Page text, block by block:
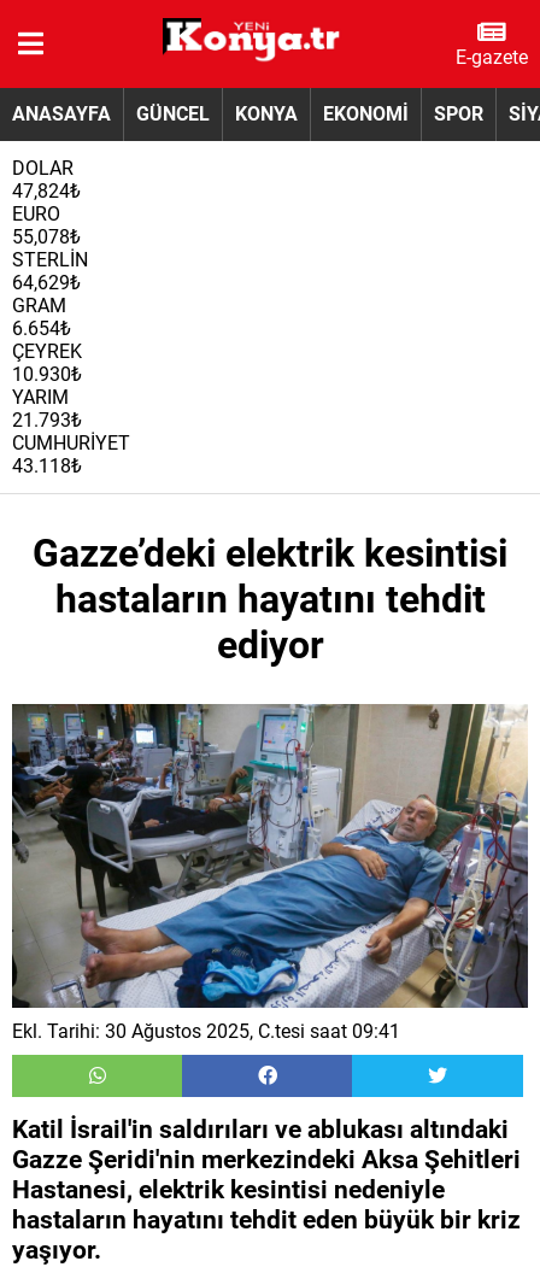
E-gazete
ANASAYFA GÜNCEL KONYA EKONOMİ SPOR
DOLAR
47,824₺
EURO
55,078₺
STERLİN
64,629₺
GRAM
6.654₺
ÇEYREK
10.930₺
YARIM
21.793₺
CUMHURİYET
43.118₺
Gazze’deki elektrik kesintisi
hastaların hayatını tehdit
ediyor
Ekl. Tarihi: 30 Ağustos 2025, C.tesi saat 09:41
Katil İsrail'in saldırıları ve ablukası altındaki
Gazze Şeridi'nin merkezindeki Aksa Şehitleri
Hastanesi, elektrik kesintisi nedeniyle
hastaların hayatını tehdit eden büyük bir kriz
yaşıyor.